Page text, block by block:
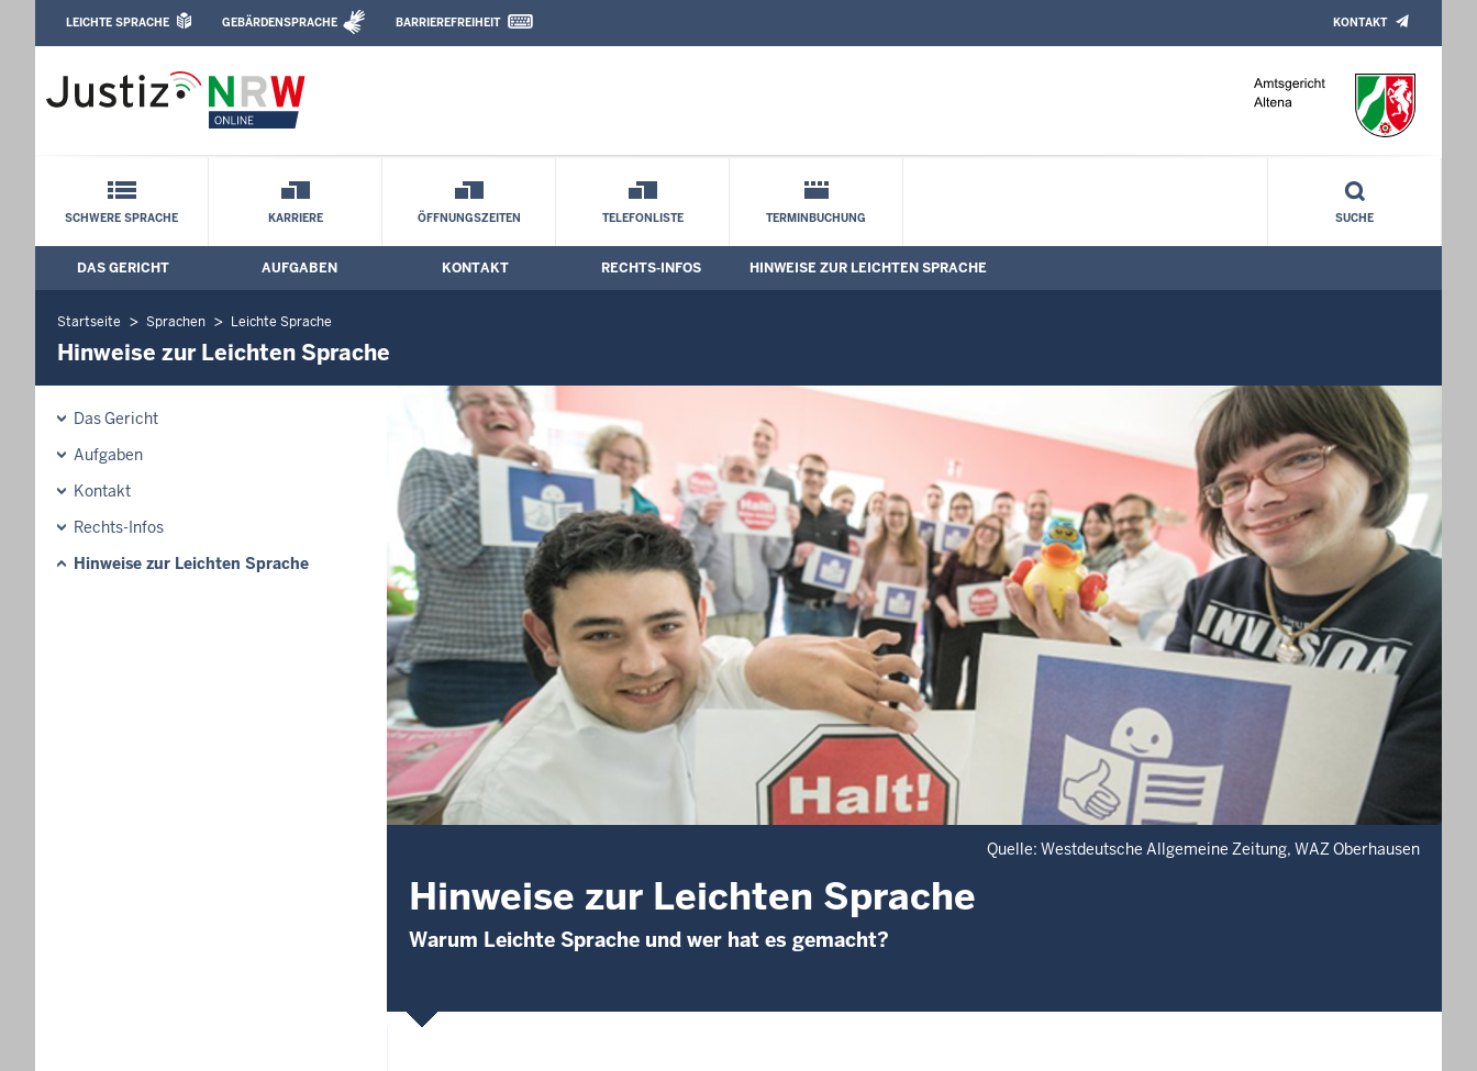
Amtsgericht Altena: Hinweise zur Leichten Sprache
Leichte Sprache, Gebärdensprachenvideo und Kontaktformular
LEICHTE SPRACHE GEBÄRDENSPRACHE BARRIEREFREIHEIT KONTAKT
Schnellnavigation mit Volltext-Suche
SCHWERE SPRACHE KARRIERE ÖFFNUNGSZEITEN TELEFONLISTE TERMINBUCHUNG SUCHE
Hauptmenü: Hauptnavigation
DAS GERICHT AUFGABEN KONTAKT RECHTS-INFOS HINWEISE ZUR LEICHTEN SPRACHE
Startseite Sprachen Leichte Sprache
Hinweise zur Leichten Sprache
Das Gericht
Aufgaben
Kontakt
Rechts-Infos
Hinweise zur Leichten Sprache
Quelle: Westdeutsche Allgemeine Zeitung, WAZ Oberhausen
Hinweise zur Leichten Sprache
Warum Leichte Sprache und wer hat es gemacht?